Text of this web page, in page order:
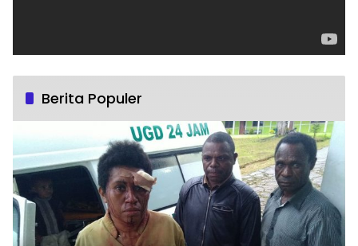
Berita Populer